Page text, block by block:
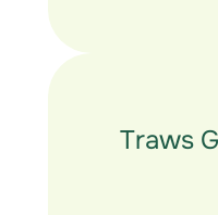
Traws